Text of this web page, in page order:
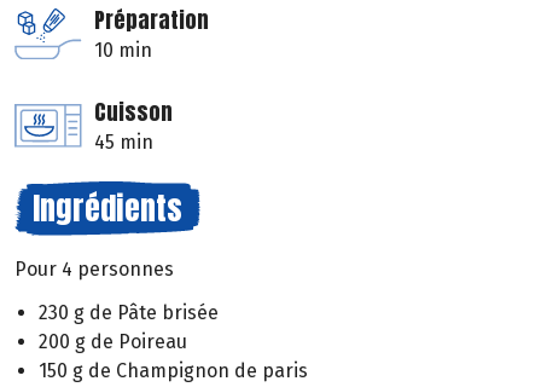
Préparation
10 min
Cuisson
45 min
Ingrédients
Pour 4 personnes
230 g de Pâte brisée
200 g de Poireau
150 g de Champignon de paris